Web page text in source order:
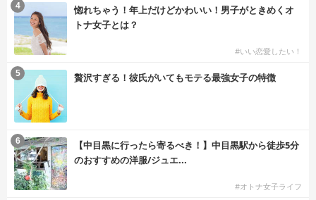
惚れちゃう！年上だけどかわいい！男子がときめくオ
トナ女子とは？
#いい恋愛したい！
4
贅沢すぎる！彼氏がいてもモテる最強女子の特徴
5
【中目黒に行ったら寄るべき！】中目黒駅から徒歩5分
のおすすめの洋服/ジュエ...
#オトナ女子ライフ
6